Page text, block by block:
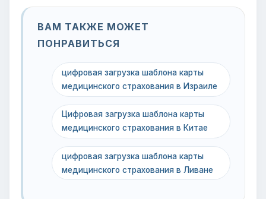
ВАМ ТАКЖЕ МОЖЕТ
ПОНРАВИТЬСЯ
цифровая загрузка шаблона карты
медицинского страхования в Израиле
Цифровая загрузка шаблона карты
медицинского страхования в Китае
цифровая загрузка шаблона карты
медицинского страхования в Ливане